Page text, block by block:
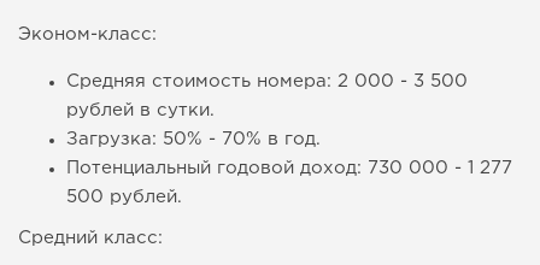
Эконом-класс:
Средняя стоимость номера: 2 000 - 3 500
рублей в сутки.
Загрузка: 50% - 70% в год.
Потенциальный годовой доход: 730 000 - 1 277
500 рублей.
Средний класс: